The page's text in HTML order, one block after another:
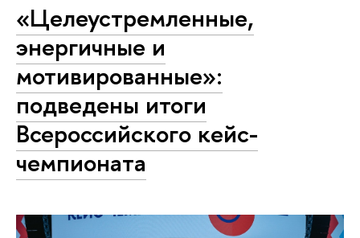
«Целеустремленные,
энергичные и
мотивированные»:
подведены итоги
Всероссийского кейс-
чемпионата